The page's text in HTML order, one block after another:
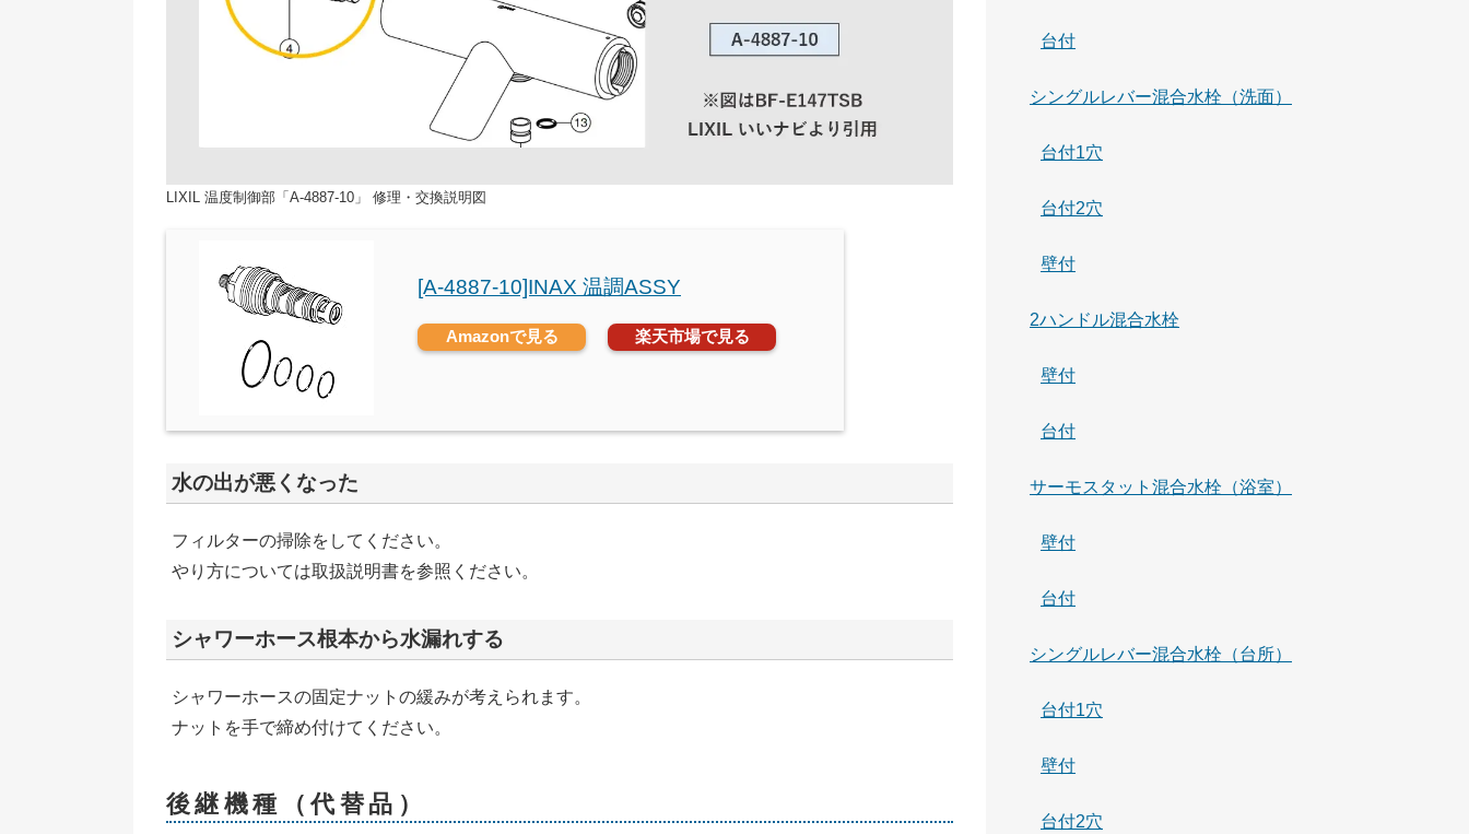
LIXIL 温度制御部「A-4887-10」 修理・交換説明図
[A-4887-10]INAX 温調ASSY
Amazonで見る 楽天市場で見る
水の出が悪くなった
フィルターの掃除をしてください。
やり方については取扱説明書を参照ください。
シャワーホース根本から水漏れする
シャワーホースの固定ナットの緩みが考えられます。
ナットを手で締め付けてください。
後継機種（代替品）
台付
シングルレバー混合水栓（洗面）
台付1穴
台付2穴
壁付
2ハンドル混合水栓
壁付
台付
サーモスタット混合水栓（浴室）
壁付
台付
シングルレバー混合水栓（台所）
台付1穴
壁付
台付2穴